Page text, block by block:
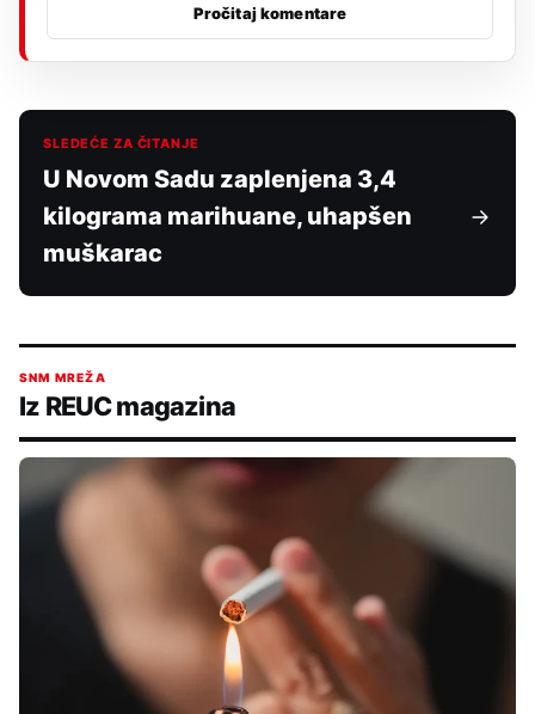
Pročitaj komentare
SLEDEĆE ZA ČITANJE
U Novom Sadu zaplenjena 3,4
kilograma marihuane, uhapšen
muškarac
SNM MREŽA
Iz REUC magazina